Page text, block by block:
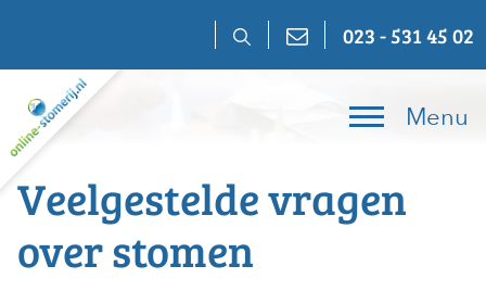
content
023 - 531 45 02
Menu
Veelgestelde vragen
over stomen